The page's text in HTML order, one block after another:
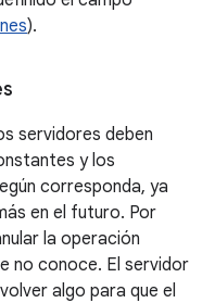
).
servidores deben
y los
corresponda, ya
en el futuro. Por
la operación
no conoce. El servidor
algo para que el